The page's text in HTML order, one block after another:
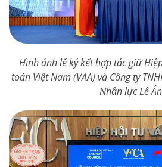
Hình ảnh lễ ký kết hợp tác giữ
toán Việt Nam (VAA) và Công ty
Nhân lực Lê